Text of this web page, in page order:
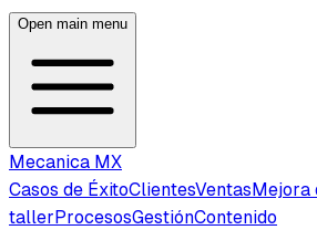
Open main menu
Mecanica MX
Casos de ÉxitoClientesVentasMejora
tallerProcesosGestiónContenido